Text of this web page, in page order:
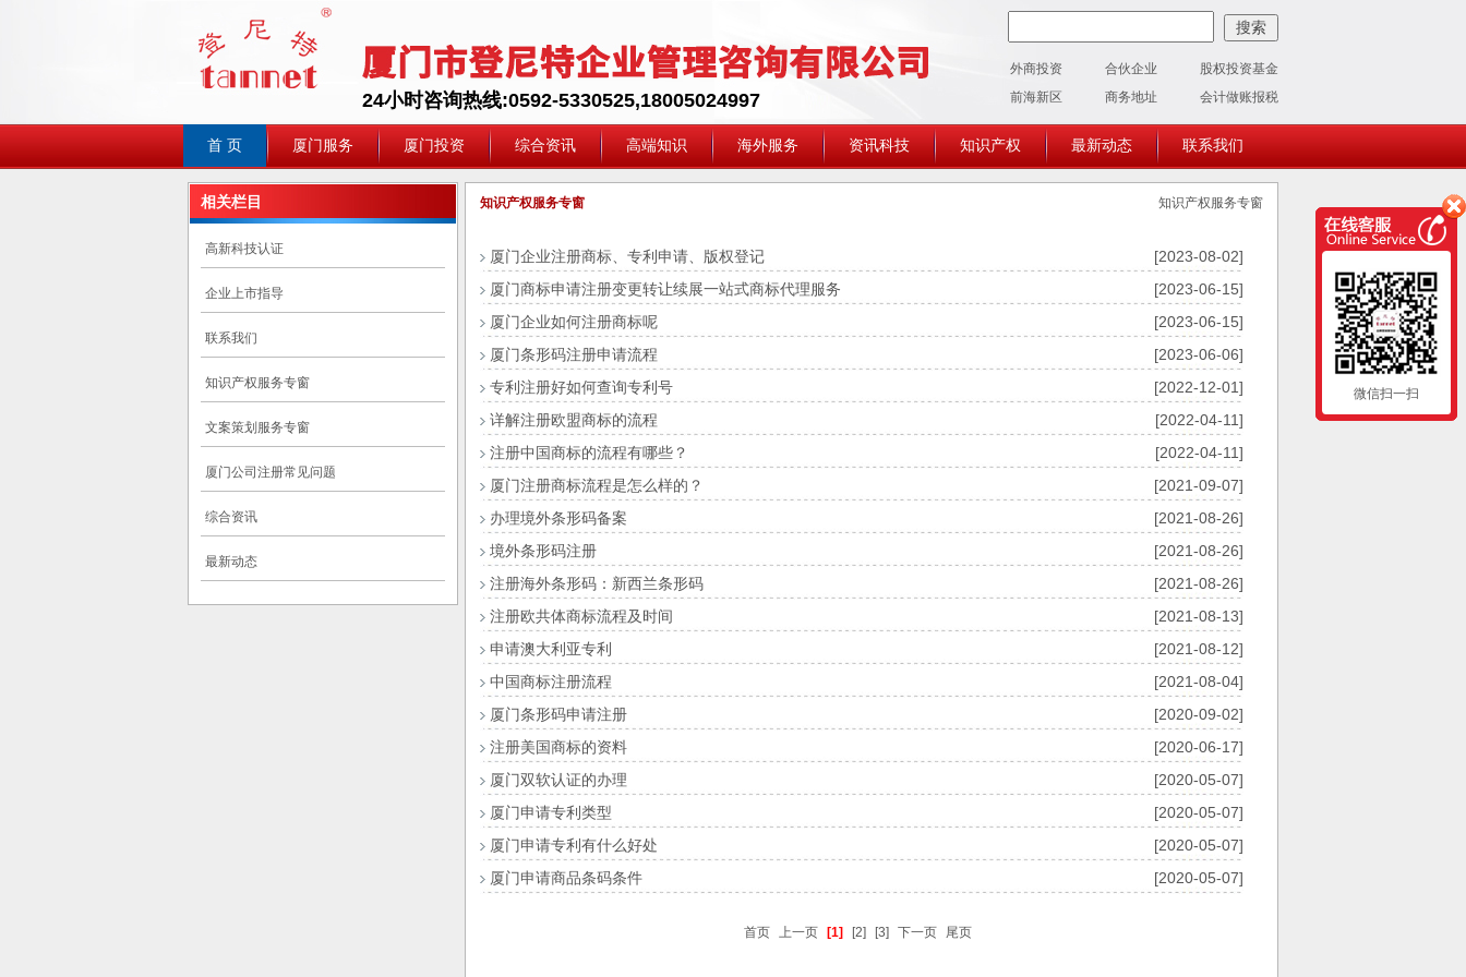
外商投资 合伙企业
股权投资基金
前海新区
商务地址 会计做账报税
24小时咨询热线:0592-5330525,18005024997
首 页 厦门服务 厦门投资 综合资讯 高端知识 海外服务 资讯科技 知识产权 最新动态 联系我们
相关栏目
高新科技认证
企业上市指导
联系我们
知识产权服务专窗
文案策划服务专窗
厦门公司注册常见问题
综合资讯
最新动态
知识产权服务专窗 知识产权服务专窗
[2023-08-02]
厦门企业注册商标、专利申请、版权登记
[2023-06-15]
厦门商标申请注册变更转让续展一站式商标代理服务
[2023-06-15]
厦门企业如何注册商标呢
[2023-06-06]
厦门条形码注册申请流程
[2022-12-01]
专利注册好如何查询专利号
[2022-04-11]
详解注册欧盟商标的流程
[2022-04-11]
注册中国商标的流程有哪些？
[2021-09-07]
厦门注册商标流程是怎么样的？
[2021-08-26]
办理境外条形码备案
[2021-08-26]
境外条形码注册
[2021-08-26]
注册海外条形码：新西兰条形码
[2021-08-13]
注册欧共体商标流程及时间
[2021-08-12]
申请澳大利亚专利
[2021-08-04]
中国商标注册流程
[2020-09-02]
厦门条形码申请注册
[2020-06-17]
注册美国商标的资料
[2020-05-07]
厦门双软认证的办理
[2020-05-07]
厦门申请专利类型
[2020-05-07]
厦门申请专利有什么好处
[2020-05-07]
厦门申请商品条码条件
首页 上一页 [1] [2] [3] 下一页 尾页
微信扫一扫